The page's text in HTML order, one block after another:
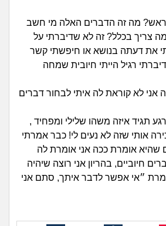
מתבגרים
מהבקו"ם... ועד מתי?!
חברים ואנשים
בית, שכנים ושותפים
מה זה הדברים האלה מי חשב
צריך בכלל? זה לא שדיברתי על
את דעתה בנושא או חיפשתי קשר
רגיל הייתי חיובית שמחה
אני לא קוראת לה איתי לבחור דברים
תגיד איזה משהו שלילי ומפחיד ,
אותי שזה לא נעים לי! כבר אמרתי
שהיא אומרת ככה אני אומרת לה
חיוביים, בהריון אני רוצה שיהיה
״אי אפשר לדבר איתך, סתם אני